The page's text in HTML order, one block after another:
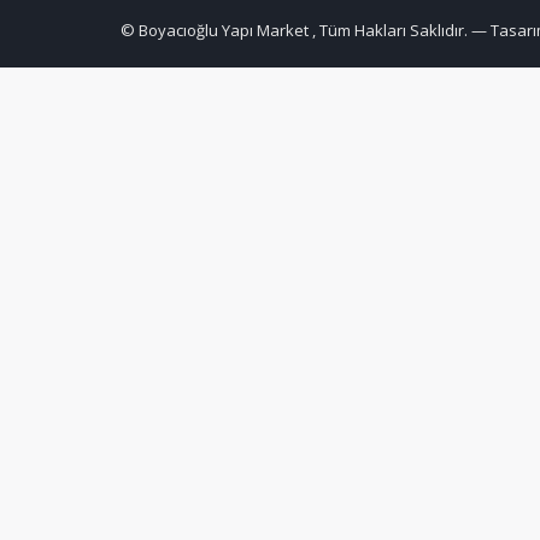
© Boyacıoğlu Yapı Market , Tüm Hakları Saklıdır. —